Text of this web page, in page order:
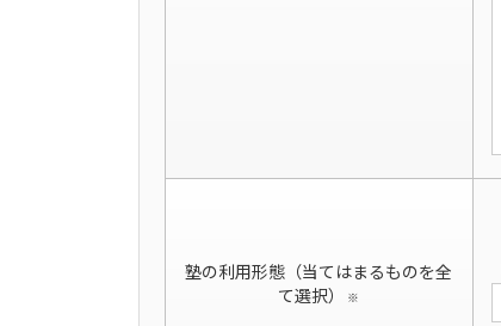
塾の利用形態（当てはまるものを全
て選択）
※